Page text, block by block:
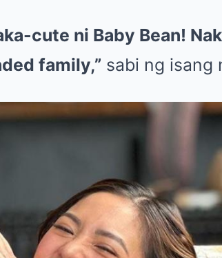
cute ni Baby Bean!
family,” sabi ng isang